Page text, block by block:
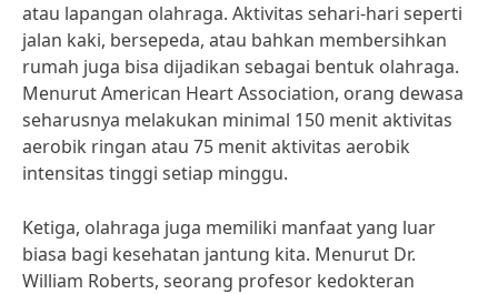
atau lapangan olahraga. Aktivitas sehari-hari seperti
jalan kaki, bersepeda, atau bahkan membersihkan
rumah juga bisa dijadikan sebagai bentuk olahraga.
Menurut American Heart Association, orang dewasa
seharusnya melakukan minimal 150 menit aktivitas
aerobik ringan atau 75 menit aktivitas aerobik
intensitas tinggi setiap minggu.
Ketiga, olahraga juga memiliki manfaat yang luar
biasa bagi kesehatan jantung kita. Menurut Dr.
William Roberts, seorang profesor kedokteran